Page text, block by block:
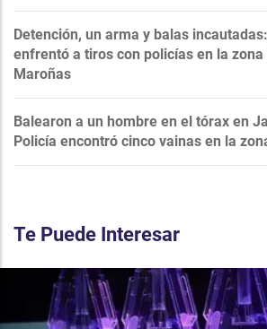
Detención, un arma y balas
enfrentó a tiros con policías en la zona
Maroñas
Balearon a un hombre en el tórax en
Policía encontró cinco vainas en la
Te Puede Interesar